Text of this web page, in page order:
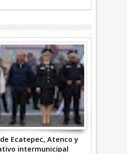
Ecatepec, Atenco y
intermunicipal